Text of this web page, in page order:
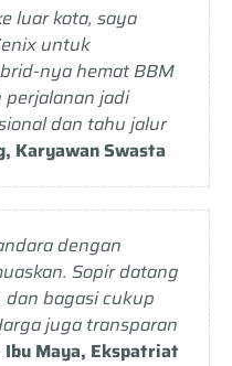
luar kota, saya
untuk
nya hemat BBM
jadi
dan tahu jalur
Karyawan Swasta
dengan
Sopir datang
bagasi cukup
juga transparan
Ibu Maya, Ekspatriat